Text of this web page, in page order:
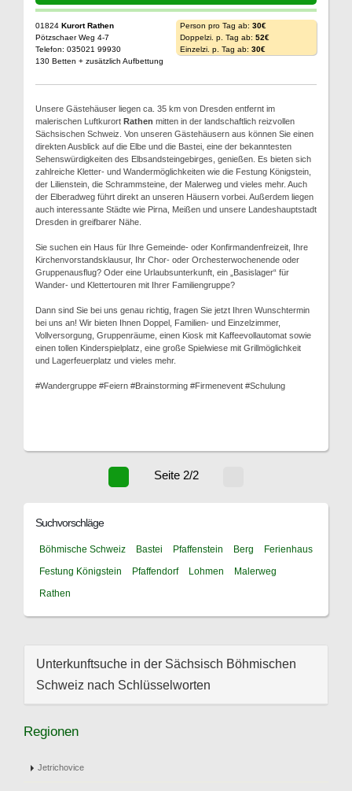
01824 Kurort Rathen
Pötzschaer Weg 4-7
Telefon: 035021 99930
130 Betten + zusätzlich Aufbettung
Person pro Tag ab: 30€
Doppelzi. p. Tag ab: 52€
Einzelzi. p. Tag ab: 30€
Unsere Gästehäuser liegen ca. 35 km von Dresden entfernt im
malerischen Luftkurort Rathen mitten in der landschaftlich reizvollen
Sächsischen Schweiz. Von unseren Gästehäusern aus können Sie einen
direkten Ausblick auf die Elbe und die Bastei, eine der bekanntesten
Sehenswürdigkeiten des Elbsandsteingebirges, genießen. Es bieten sich
zahlreiche Kletter- und Wandermöglichkeiten wie die Festung Königstein,
der Lilienstein, die Schrammsteine, der Malerweg und vieles mehr. Auch
der Elberadweg führt direkt an unseren Häusern vorbei. Außerdem liegen
auch interessante Städte wie Pirna, Meißen und unsere Landeshauptstadt
Dresden in greifbarer Nähe.
Sie suchen ein Haus für Ihre Gemeinde- oder Konfirmandenfreizeit, Ihre
Kirchenvorstandsklausur, Ihr Chor- oder Orchesterwochenende oder
Gruppenausflug? Oder eine Urlaubsunterkunft, ein „Basislager“ für
Wander- und Klettertouren mit Ihrer Familiengruppe?
Dann sind Sie bei uns genau richtig, fragen Sie jetzt Ihren Wunschtermin
bei uns an! Wir bieten Ihnen Doppel, Familien- und Einzelzimmer,
Vollversorgung, Gruppenräume, einen Kiosk mit Kaffeevollautomat sowie
einen tollen Kinderspielplatz, eine große Spielwiese mit Grillmöglichkeit
und Lagerfeuerplatz und vieles mehr.
#Wandergruppe #Feiern #Brainstorming #Firmenevent #Schulung
Seite 2/2
Suchvorschläge
Böhmische Schweiz Bastei Pfaffenstein Berg
Ferienhaus
Festung Königstein
Pfaffendorf Lohmen
Malerweg
Rathen
Unterkunftsuche in der Sächsisch Böhmischen
Schweiz nach Schlüsselworten
Regionen
Jetrichovice